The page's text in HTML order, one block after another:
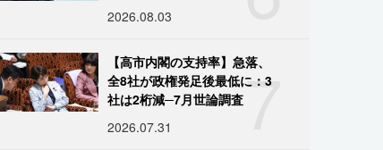
2026.08.03
7
【高市内閣の支持率】急落、
全8社が政権発足後最低に：3
社は2桁減─7月世論調査
2026.07.31